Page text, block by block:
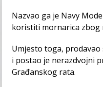
Nazvao ga je Navy
koristiti mornarica zbog
Umjesto toga, prodavao
i postao je nerazdvojni
Građanskog rata.